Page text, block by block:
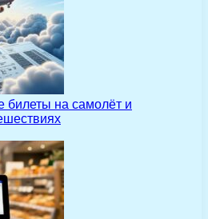
билеты на самолёт и